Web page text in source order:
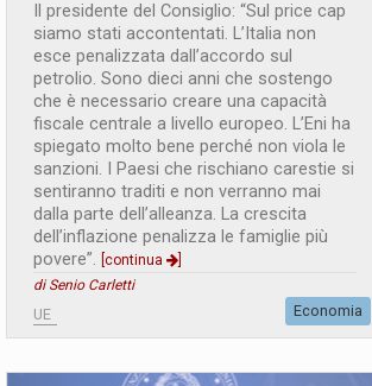
Il presidente del Consiglio: “Sul price cap
siamo stati accontentati. L’Italia non
esce penalizzata dall’accordo sul
petrolio. Sono dieci anni che sostengo
che è necessario creare una capacità
fiscale centrale a livello europeo. L’Eni ha
spiegato molto bene perché non viola le
sanzioni. I Paesi che rischiano carestie si
sentiranno traditi e non verranno mai
dalla parte dell’alleanza. La crescita
dell’inflazione penalizza le famiglie più
povere”. [continua
]
di Senio Carletti
UE Economia